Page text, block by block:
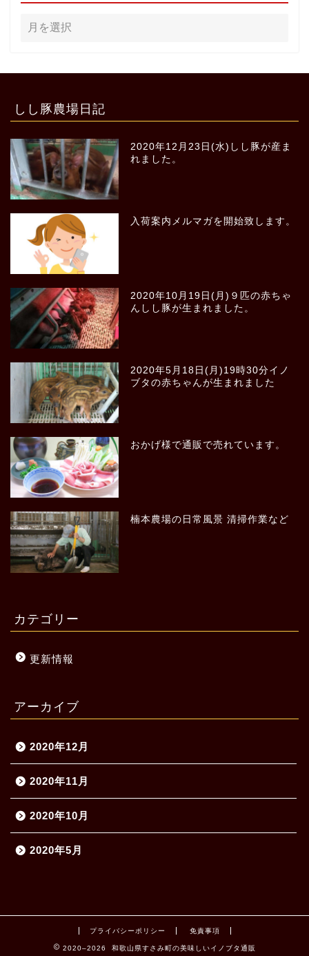
しし豚農場日記
2020年12月23日(水)しし豚が産ま
れました。
入荷案内メルマガを開始致します。
2020年10月19日(月)９匹の赤ちゃ
んしし豚が生まれました。
2020年5月18日(月)19時30分イノ
ブタの赤ちゃんが生まれました
おかげ様で通販で売れています。
楠本農場の日常風景 清掃作業など
カテゴリー
更新情報
アーカイブ
2020年12月
2020年11月
2020年10月
2020年5月
プライバシーポリシー 免責事項
2020–2026 和歌山県すさみ町の美味しいイノブタ通販